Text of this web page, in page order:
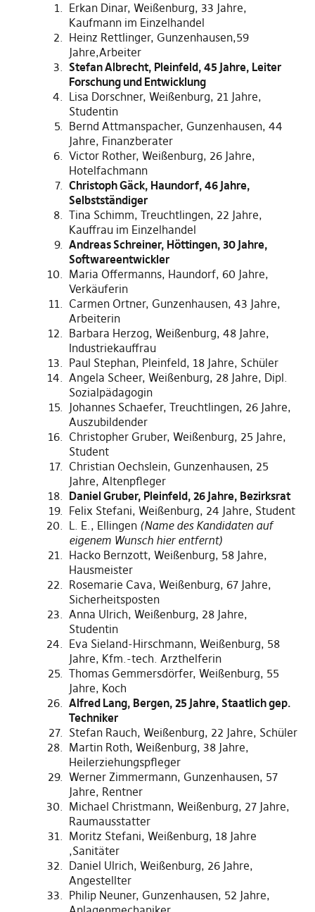
Erkan Dinar, Weißenburg, 33 Jahre,
Kaufmann im Einzelhandel
Heinz Rettlinger, Gunzenhausen,59
Jahre,Arbeiter
Stefan Albrecht, Pleinfeld, 45 Jahre, Leiter
Forschung und Entwicklung
Lisa Dorschner, Weißenburg, 21 Jahre,
Studentin
Bernd Attmanspacher, Gunzenhausen, 44
Jahre, Finanzberater
Victor Rother, Weißenburg, 26 Jahre,
Hotelfachmann
Christoph Gäck, Haundorf, 46 Jahre,
Selbstständiger
Tina Schimm, Treuchtlingen, 22 Jahre,
Kauffrau im Einzelhandel
Andreas Schreiner, Höttingen, 30 Jahre,
Softwareentwickler
Maria Offermanns, Haundorf, 60 Jahre,
Verkäuferin
Carmen Ortner, Gunzenhausen, 43 Jahre,
Arbeiterin
Barbara Herzog, Weißenburg, 48 Jahre,
Industriekauffrau
Paul Stephan, Pleinfeld, 18 Jahre, Schüler
Angela Scheer, Weißenburg, 28 Jahre, Dipl.
Sozialpädagogin
Johannes Schaefer, Treuchtlingen, 26 Jahre,
Auszubildender
Christopher Gruber, Weißenburg, 25 Jahre,
Student
Christian Oechslein, Gunzenhausen, 25
Jahre, Altenpfleger
Daniel Gruber, Pleinfeld, 26 Jahre, Bezirksrat
Felix Stefani, Weißenburg, 24 Jahre, Student
L. E., Ellingen (Name des Kandidaten auf
eigenem Wunsch hier entfernt)
Hacko Bernzott, Weißenburg, 58 Jahre,
Hausmeister
Rosemarie Cava, Weißenburg, 67 Jahre,
Sicherheitsposten
Anna Ulrich, Weißenburg, 28 Jahre,
Studentin
Eva Sieland-Hirschmann, Weißenburg, 58
Jahre, Kfm.-tech. Arzthelferin
Thomas Gemmersdörfer, Weißenburg, 55
Jahre, Koch
Alfred Lang, Bergen, 25 Jahre, Staatlich gep.
Techniker
Stefan Rauch, Weißenburg, 22 Jahre, Schüler
Martin Roth, Weißenburg, 38 Jahre,
Heilerziehungspfleger
Werner Zimmermann, Gunzenhausen, 57
Jahre, Rentner
Michael Christmann, Weißenburg, 27 Jahre,
Raumausstatter
Moritz Stefani, Weißenburg, 18 Jahre
,Sanitäter
Daniel Ulrich, Weißenburg, 26 Jahre,
Angestellter
Philip Neuner, Gunzenhausen, 52 Jahre,